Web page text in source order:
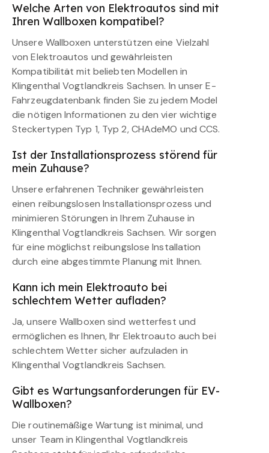
Welche Arten von Elektroautos sind mit
Ihren Wallboxen kompatibel?
Unsere Wallboxen unterstützen eine Vielzahl
von Elektroautos und gewährleisten
Kompatibilität mit beliebten Modellen in
Klingenthal Vogtlandkreis Sachsen. In unser E-
Fahrzeugdatenbank finden Sie zu jedem Model
die nötigen Informationen zu den vier wichtige
Steckertypen Typ 1, Typ 2, CHAdeMO und CCS.
Ist der Installationsprozess störend für
mein Zuhause?
Unsere erfahrenen Techniker gewährleisten
einen reibungslosen Installationsprozess und
minimieren Störungen in Ihrem Zuhause in
Klingenthal Vogtlandkreis Sachsen. Wir sorgen
für eine möglichst reibungslose Installation
durch eine abgestimmte Planung mit Ihnen.
Kann ich mein Elektroauto bei
schlechtem Wetter aufladen?
Ja, unsere Wallboxen sind wetterfest und
ermöglichen es Ihnen, Ihr Elektroauto auch bei
schlechtem Wetter sicher aufzuladen in
Klingenthal Vogtlandkreis Sachsen.
Gibt es Wartungsanforderungen für EV-
Wallboxen?
Die routinemäßige Wartung ist minimal, und
unser Team in Klingenthal Vogtlandkreis